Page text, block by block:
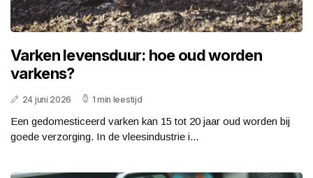
Varken levensduur: hoe oud worden
varkens?
24 juni 2026 1 min leestijd
Een gedomesticeerd varken kan 15 tot 20 jaar oud worden bij
goede verzorging. In de vleesindustrie i...